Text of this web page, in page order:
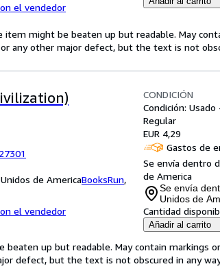
el vendedor
item might be beaten up but readable. May
any other major defect, but the text is not
de AmericaBooksRun,
el vendedor
CONDICIÓN
Condición: Usado
Regular
EUR 4,29
Gastos de
Se envía dentro
de America
Se envía
Unidos de
Cantidad
Añadir al carrito
beaten up but readable. May contain markings
defect, but the text is not obscured in any